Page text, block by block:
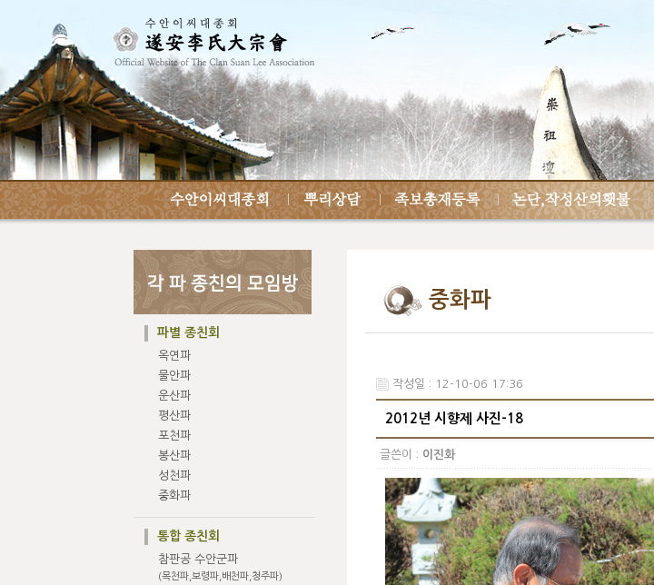
파별 종친회
옥연파
물안파
운산파
평산파
포천파
봉산파
성천파
중화파
통합 종친회
참판공 수안군파
(목천파,보령파,배천파,청주파)
중화파
작성일 : 12-10-06 17:36
2012년 시향제 사진-18
글쓴이 : 이진화